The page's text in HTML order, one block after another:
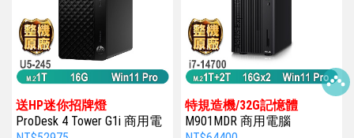
送HP迷你招牌燈
ProDesk 4 Tower G1i 商用電
特規造機/32G記憶體
M901MDR 商用電腦